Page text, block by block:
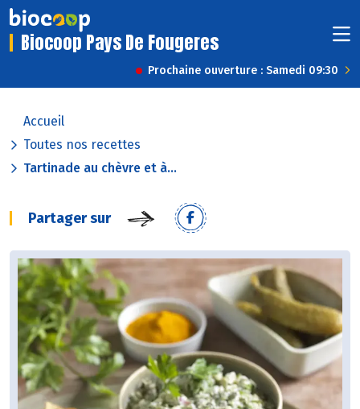
Biocoop Pays De Fougeres
Prochaine ouverture : Samedi 09:30
Accueil
Toutes nos recettes
Tartinade au chèvre et à...
Partager sur